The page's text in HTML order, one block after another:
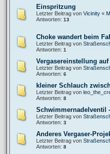
Einspritzung
Letzter Beitrag von Vicinity «
Antworten: 13
Choke wandert beim
Letzter Beitrag von
Antworten: 1
Vergasereinstellung
Letzter Beitrag von
Antworten: 6
kleiner Schlauch
Letzter Beitrag von
Antworten: 8
Schwimmernadelventil
Letzter Beitrag von
Antworten: 3
Anderes Vergaser-
Letzter Beitrag von
Antworten: 8